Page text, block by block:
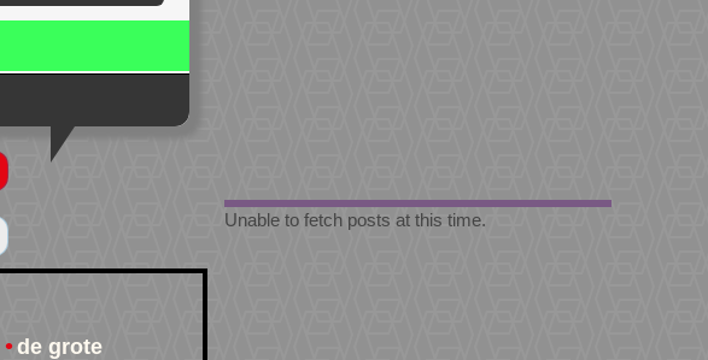
de grote
Unable to fetch posts at this time.